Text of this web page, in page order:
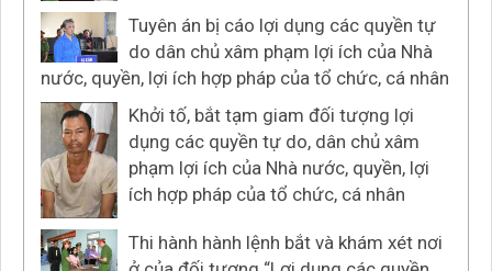
Tuyên án bị cáo lợi dụng các quyền tự
do dân chủ xâm phạm lợi ích của Nhà
nước, quyền, lợi ích hợp pháp của tổ chức, cá nhân
Khởi tố, bắt tạm giam đối tượng lợi
dụng các quyền tự do, dân chủ xâm
phạm lợi ích của Nhà nước, quyền, lợi
ích hợp pháp của tổ chức, cá nhân
Thi hành hành lệnh bắt và khám xét nơi